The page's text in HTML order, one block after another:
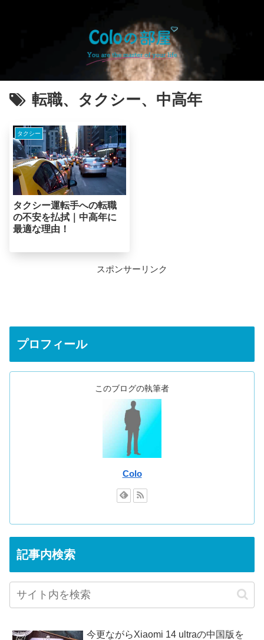
転職、タクシー、中高年
タクシー
タクシー運転手への転職
の不安を払拭｜中高年に
最適な理由！
スポンサーリンク
プロフィール
このブログの執筆者
Colo
記事内検索
今更ながらXiaomi 14 ultraの中国版を